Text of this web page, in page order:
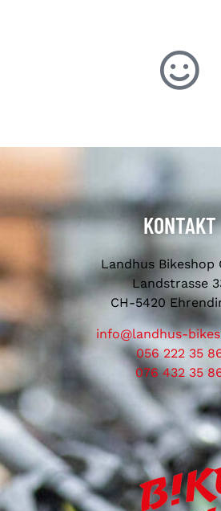
KONTAKT
Landhus Bikeshop
Landstrasse
CH-5420
info@landhus-
056 222 35
076 432 35